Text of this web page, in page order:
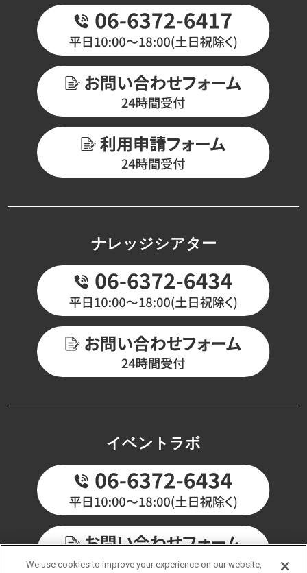
ナレッジシアター
イベントラボ
We use cookies to improve your experience on our website,